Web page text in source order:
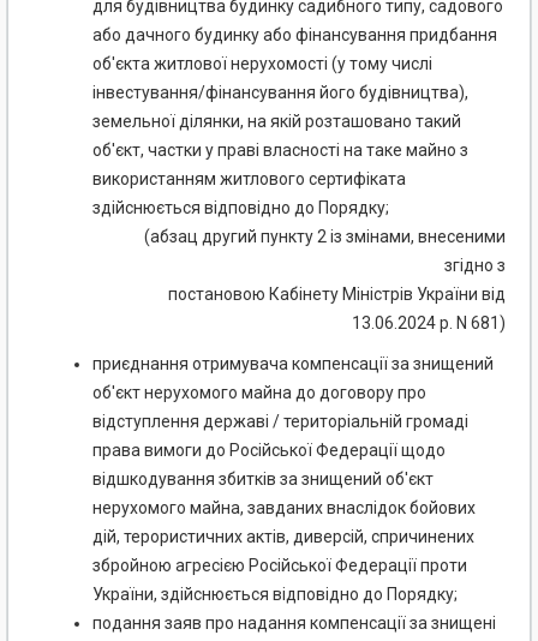
для будівництва будинку садибного типу, садового
або дачного будинку або фінансування придбання
об'єкта житлової нерухомості (у тому числі
інвестування/фінансування його будівництва),
земельної ділянки, на якій розташовано такий
об'єкт, частки у праві власності на таке майно з
використанням житлового сертифіката
здійснюється відповідно до Порядку;
(абзац другий пункту 2 із змінами, внесеними
згідно з
постановою Кабінету Міністрів України від
13.06.2024 р. N 681)
приєднання отримувача компенсації за знищений
об'єкт нерухомого майна до договору про
відступлення державі / територіальній громаді
права вимоги до Російської Федерації щодо
відшкодування збитків за знищений об'єкт
нерухомого майна, завданих внаслідок бойових
дій, терористичних актів, диверсій, спричинених
збройною агресією Російської Федерації проти
України, здійснюється відповідно до Порядку;
подання заяв про надання компенсації за знищені